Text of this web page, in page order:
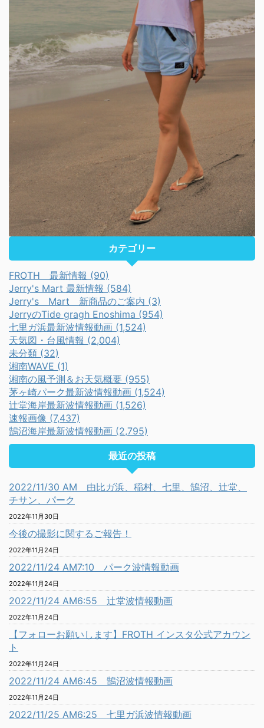
カテゴリー
FROTH 最新情報 (90)
Jerry's Mart 最新情報 (584)
Jerry's Mart 新商品のご案内 (3)
JerryのTide gragh Enoshima (954)
七里ガ浜最新波情報動画 (1,524)
天気図・台風情報 (2,004)
未分類 (32)
湘南WAVE (1)
湘南の風予測＆お天気概要 (955)
茅ヶ崎パーク最新波情報動画 (1,524)
辻堂海岸最新波情報動画 (1,526)
速報画像 (7,437)
鵠沼海岸最新波情報動画 (2,795)
最近の投稿
2022/11/30 AM 由比ガ浜、稲村、七里、鵠沼、辻堂、
チサン、パーク
2022年11月30日
今後の撮影に関するご報告！
2022年11月24日
2022/11/24 AM7:10 パーク波情報動画
2022年11月24日
2022/11/24 AM6:55 辻堂波情報動画
2022年11月24日
【フォローお願いします】FROTH インスタ公式アカウン
ト
2022年11月24日
2022/11/24 AM6:45 鵠沼波情報動画
2022年11月24日
2022/11/25 AM6:25 七里ガ浜波情報動画